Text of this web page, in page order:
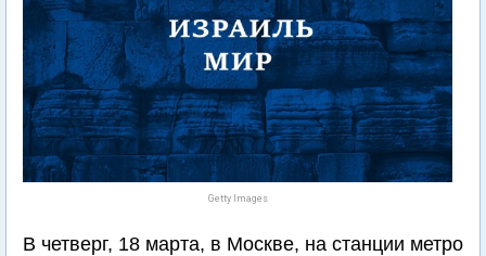
Getty Images
В четверг, 18 марта, в Москве, на станции метро